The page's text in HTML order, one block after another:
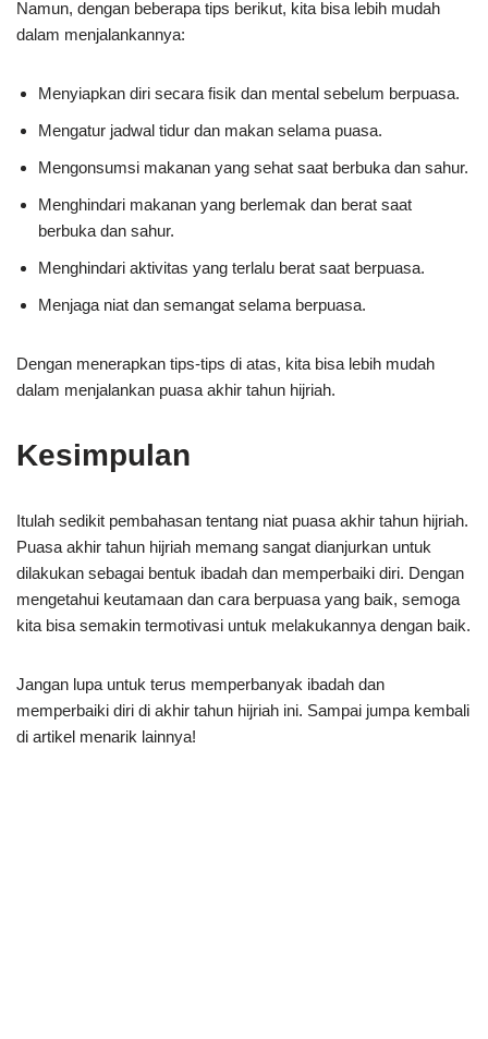
Namun, dengan beberapa tips berikut, kita bisa lebih mudah
dalam menjalankannya:
Menyiapkan diri secara fisik dan mental sebelum berpuasa.
Mengatur jadwal tidur dan makan selama puasa.
Mengonsumsi makanan yang sehat saat berbuka dan sahur.
Menghindari makanan yang berlemak dan berat saat
berbuka dan sahur.
Menghindari aktivitas yang terlalu berat saat berpuasa.
Menjaga niat dan semangat selama berpuasa.
Dengan menerapkan tips-tips di atas, kita bisa lebih mudah
dalam menjalankan puasa akhir tahun hijriah.
Kesimpulan
Itulah sedikit pembahasan tentang niat puasa akhir tahun hijriah.
Puasa akhir tahun hijriah memang sangat dianjurkan untuk
dilakukan sebagai bentuk ibadah dan memperbaiki diri. Dengan
mengetahui keutamaan dan cara berpuasa yang baik, semoga
kita bisa semakin termotivasi untuk melakukannya dengan baik.
Jangan lupa untuk terus memperbanyak ibadah dan
memperbaiki diri di akhir tahun hijriah ini. Sampai jumpa kembali
di artikel menarik lainnya!